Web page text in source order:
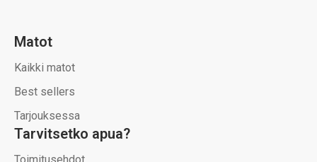
Matot
Kaikki matot
Best sellers
Tarjouksessa
Tarvitsetko apua?